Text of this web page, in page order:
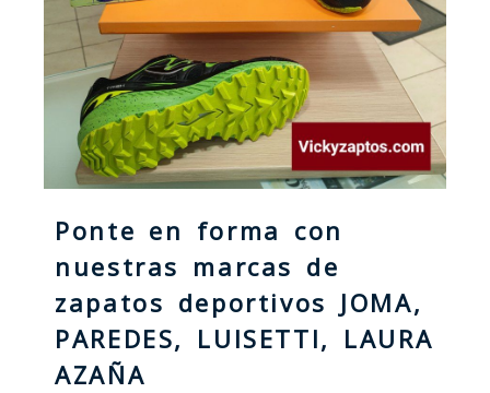
Ponte en forma con
nuestras marcas de
zapatos deportivos JOMA,
PAREDES, LUISETTI, LAURA
AZAÑA